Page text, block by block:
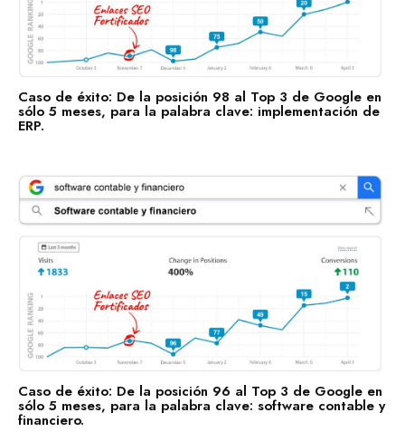
Hablemos por WhatsApp
Caso de éxito: De la posición 98 al Top 3 de Google en
sólo 5 meses, para la palabra clave: implementación de
ERP.
Caso de éxito: De la posición 96 al Top 3 de Google en
sólo 5 meses, para la palabra clave: software contable y
financiero.